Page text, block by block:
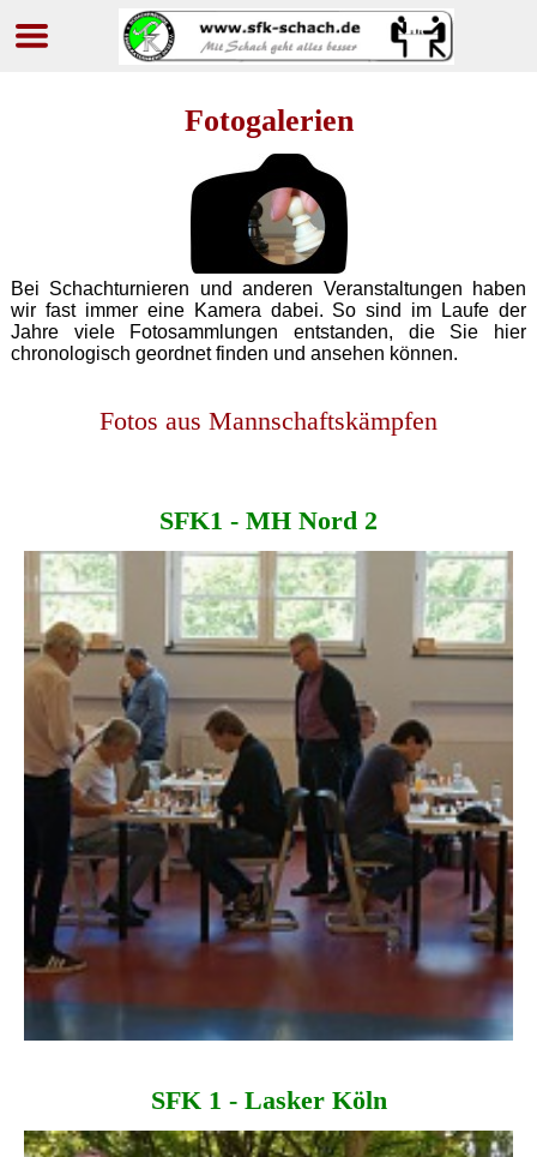
Fotogalerien
Bei Schachturnieren und anderen Veranstaltungen haben
wir fast immer eine Kamera dabei. So sind im Laufe der
Jahre viele Fotosammlungen entstanden, die Sie hier
chronologisch geordnet finden und ansehen können.
Fotos aus Mannschaftskämpfen
SFK1 - MH Nord 2
SFK 1 - Lasker Köln